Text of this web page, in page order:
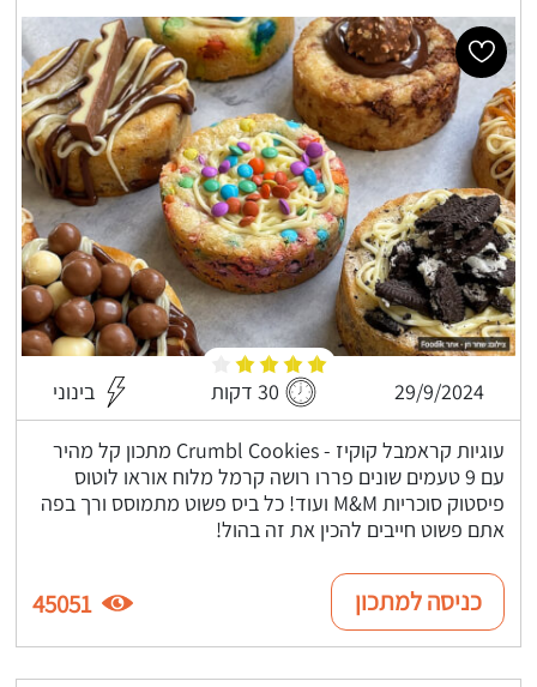
29/9/2024 30 דקות בינוני
עוגיות קראמבל קוקיז - Crumbl Cookies מתכון קל מהיר
עם 9 טעמים שונים פררו רושה קרמל מלוח אוראו לוטוס
פיסטוק סוכריות M&M ועוד! כל ביס פשוט מתמוסס ורך בפה
אתם פשוט חייבים להכין את זה בהול!
כניסה למתכון 45051